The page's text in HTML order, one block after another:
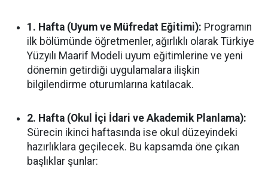
1. Hafta (Uyum ve Müfredat Eğitimi): Programın
ilk bölümünde öğretmenler, ağırlıklı olarak Türkiye
Yüzyılı Maarif Modeli uyum eğitimlerine ve yeni
dönemin getirdiği uygulamalara ilişkin
bilgilendirme oturumlarına katılacak.
2. Hafta (Okul İçi İdari ve Akademik Planlama):
Sürecin ikinci haftasında ise okul düzeyindeki
hazırlıklara geçilecek. Bu kapsamda öne çıkan
başlıklar şunlar: